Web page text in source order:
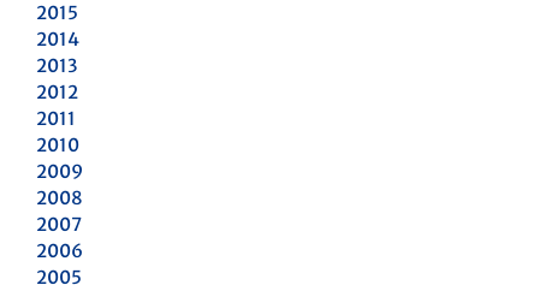
2015
2014
2013
2012
2011
2010
2009
2008
2007
2006
2005